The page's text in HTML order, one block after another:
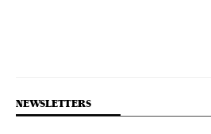
NEWSLETTERS